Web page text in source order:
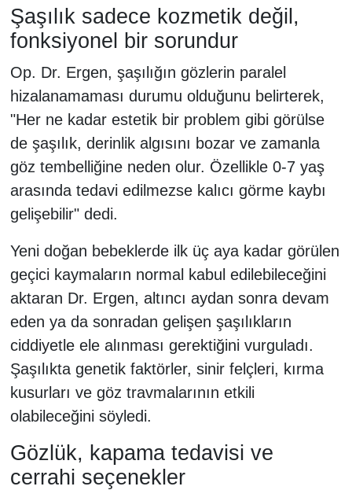
Şaşılık sadece kozmetik değil,
fonksiyonel bir sorundur
Op. Dr. Ergen, şaşılığın gözlerin paralel
hizalanamaması durumu olduğunu belirterek,
"Her ne kadar estetik bir problem gibi görülse
de şaşılık, derinlik algısını bozar ve zamanla
göz tembelliğine neden olur. Özellikle 0-7 yaş
arasında tedavi edilmezse kalıcı görme kaybı
gelişebilir" dedi.
Yeni doğan bebeklerde ilk üç aya kadar görülen
geçici kaymaların normal kabul edilebileceğini
aktaran Dr. Ergen, altıncı aydan sonra devam
eden ya da sonradan gelişen şaşılıkların
ciddiyetle ele alınması gerektiğini vurguladı.
Şaşılıkta genetik faktörler, sinir felçleri, kırma
kusurları ve göz travmalarının etkili
olabileceğini söyledi.
Gözlük, kapama tedavisi ve
cerrahi seçenekler